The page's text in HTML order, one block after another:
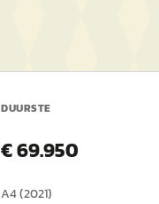
DUURSTE
€69.950
A4(2021)